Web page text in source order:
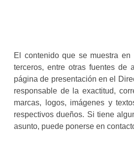
El contenido que se muestra
terceros, entre otras fuentes de
página de presentación en el
responsable de la exactitud,
marcas, logos, imágenes y
respectivos dueños. Si tiene
asunto, puede ponerse en